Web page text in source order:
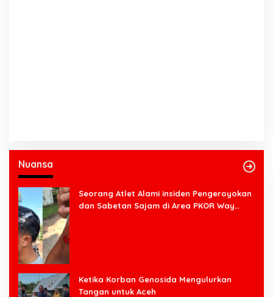
Nuansa
Seorang Atlet Alami insiden Pengeroyokan
dan Sabetan Sajam di Area PKOR Way
Ketika Korban Genosida Mengulurkan
Tangan untuk Aceh